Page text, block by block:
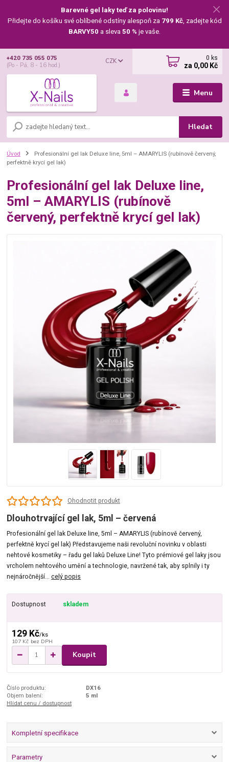
Barevné gel laky teď za polovinu!
Přidejte do košíku své oblíbené odstíny alespoň za 799 Kč, zadejte kód
BARVY50 a sleva 50 % je vaše.
Menu
CZK
Hledat
+420 735 055 075
(Po - Pá, 8 - 16 hod.)
0 ks
za 0,00 Kč
Úvod
Profesionální gel lak Deluxe line, 5ml – AMARYLIS (rubínově červený,
perfektně krycí gel lak)
Profesionální gel lak Deluxe line,
5ml – AMARYLIS (rubínově
červený, perfektně krycí gel lak)
Ohodnotit produkt
Dlouhotrvající gel lak, 5ml – červená
Profesionální gel lak Deluxe line, 5ml – AMARYLIS (rubínově červený,
perfektně krycí gel lak) Představujeme naši revoluční novinku v oblasti
nehtové kosmetiky – řadu gel laků Deluxe Line! Tyto prémiové gel laky jsou
vrcholem nehtového umění a technologie, navržené tak, aby splnily i ty
nejnáročnější...celý popis
Dostupnost skladem
129 Kč/ks
107 Kč bez DPH
Koupit
Číslo produktu:
DX16
Objem balení:
5 ml
Hlídat cenu / dostupnost
Kompletní specifikace
Parametry